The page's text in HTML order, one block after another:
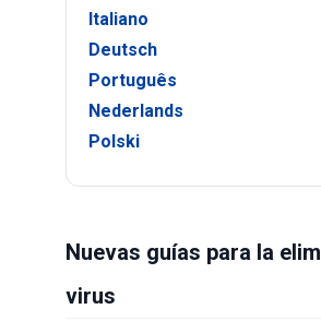
Italiano
Deutsch
Português
Nederlands
Polski
Nuevas guías para la
virus